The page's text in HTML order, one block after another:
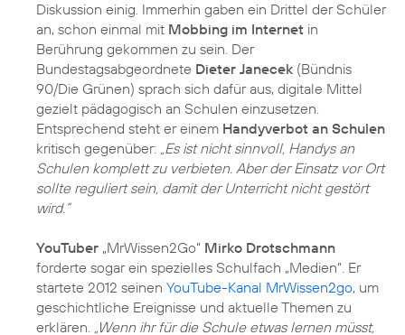
Diskussion einig. Immerhin gaben ein Drittel der Schüler
an, schon einmal mit Mobbing im Internet in
Berührung gekommen zu sein. Der
Bundestagsabgeordnete Dieter Janecek (Bündnis
90/Die Grünen) sprach sich dafür aus, digitale Mittel
gezielt pädagogisch an Schulen einzusetzen.
Entsprechend steht er einem Handyverbot an Schulen
kritisch gegenüber: „Es ist nicht sinnvoll, Handys an
Schulen komplett zu verbieten. Aber der Einsatz vor Ort
sollte reguliert sein, damit der Unterricht nicht gestört
wird.“
YouTuber „MrWissen2Go“ Mirko Drotschmann
forderte sogar ein spezielles Schulfach „Medien“. Er
startete 2012 seinen YouTube-Kanal MrWissen2go, um
geschichtliche Ereignisse und aktuelle Themen zu
erklären.
„Wenn ihr für die Schule etwas lernen müsst,